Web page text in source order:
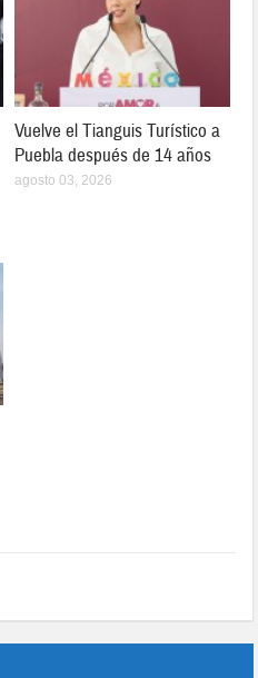
Vuelve el Tianguis Turístico a
Puebla después de 14 años
agosto 03, 2026